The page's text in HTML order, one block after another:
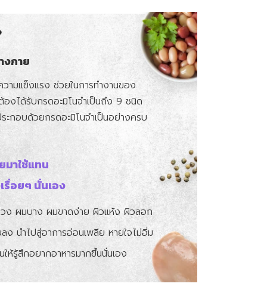
งกาย
ามแข็งแรง ช่วยในการทำงานของ
องได้รับกรดอะมิโนจำเป็นถึง 9 ชนิด
กอบด้วยกรดอะมิโนจำเป็นอย่างครบ
มาใช้แทน
รื่อยๆ นั่นเอง
วง ผมบาง ผมขาดง่าย ผิวแห้ง ผิวลอก
ง นำไปสู่อาการอ่อนเพลีย หายใจไม่อิ่ม
ห้รู้สึกอยากอาหารมากขึ้นนั่นเอง